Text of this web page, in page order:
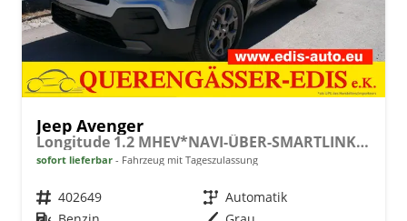
Jeep Avenger
Longitude 1.2 MHEV*NAVI-ÜBER-SMARTLINK*LED*PDC*TEMPOMAT*KLIMA*KEYLESS-GO
sofort lieferbar Fahrzeug mit Tageszulassung
Fahrzeugnr. 402649 Getriebe Automatik